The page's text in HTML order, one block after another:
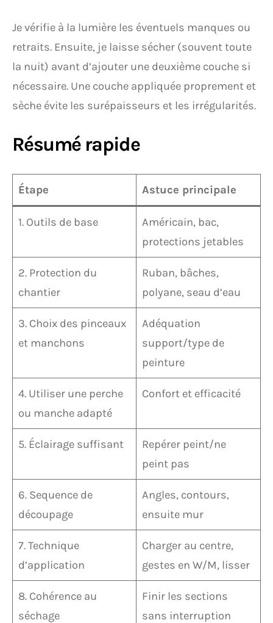
Je vérifie à la lumière les éventuels manques ou
retraits. Ensuite, je laisse sécher (souvent toute
la nuit) avant d’ajouter une deuxième couche si
nécessaire. Une couche appliquée proprement et
sèche évite les surépaisseurs et les irrégularités.
Résumé rapide
Étape Astuce principale
1. Outils de base
Américain, bac,
protections jetables
2. Protection du
chantier
Ruban, bâches,
polyane, seau d’eau
3. Choix des pinceaux
et manchons
Adéquation
support/type de
peinture
4. Utiliser une perche
ou manche adapté
Confort et efficacité
5. Éclairage suffisant
Repérer peint/ne
peint pas
6. Sequence de
découpage
Angles, contours,
ensuite mur
7. Technique
d’application
Charger au centre,
gestes en W/M, lisser
8. Cohérence au
séchage
Finir les sections
sans interruption